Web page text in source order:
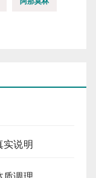
实说明